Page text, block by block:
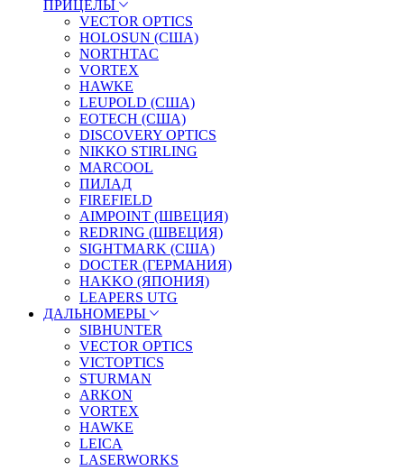
ПРИЦЕЛЫ
VECTOR OPTICS
HOLOSUN (США)
NORTHTAC
VORTEX
HAWKE
LEUPOLD (США)
EOTECH (США)
DISCOVERY OPTICS
NIKKO STIRLING
MARCOOL
ПИЛАД
FIREFIELD
AIMPOINT (ШВЕЦИЯ)
REDRING (ШВЕЦИЯ)
SIGHTMARK (США)
DOCTER (ГЕРМАНИЯ)
HAKKO (ЯПОНИЯ)
LEAPERS UTG
ДАЛЬНОМЕРЫ
SIBHUNTER
VECTOR OPTICS
VICTOPTICS
STURMAN
ARKON
VORTEX
HAWKE
LEICA
LASERWORKS